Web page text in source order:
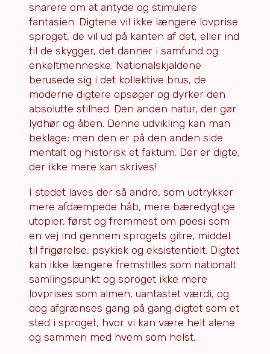
snarere om at antyde og stimulere
fantasien. Digtene vil ikke længere lovprise
sproget, de vil ud på kanten af det, eller ind
til de skygger, det danner i samfund og
enkeltmenneske. Nationalskjaldene
berusede sig i det kollektive brus, de
moderne digtere opsøger og dyrker den
absolutte stilhed. Den anden natur, der gør
lydhør og åben. Denne udvikling kan man
beklage; men den er på den anden side
mentalt og historisk et faktum. Der er digte,
der ikke mere kan skrives!
I stedet laves der så andre, som udtrykker
mere afdæmpede håb, mere bæredygtige
utopier, først og fremmest om poesi som
en vej ind gennem sprogets gitre, middel
til frigørelse, psykisk og eksistentielt. Digtet
kan ikke længere fremstilles som nationalt
samlingspunkt og sproget ikke mere
lovprises som almen, uantastet værdi, og
dog afgrænses gang på gang digtet som et
sted i sproget, hvor vi kan være helt alene
og sammen med hvem som helst.